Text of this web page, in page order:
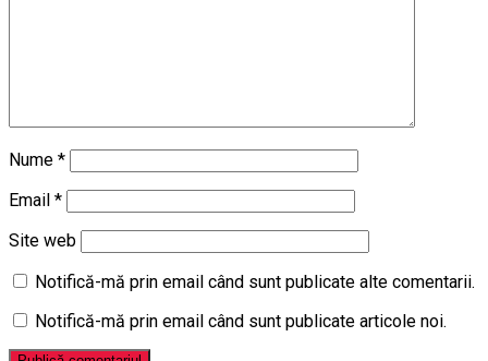
Nume *
Email *
Site web
Notifică-mă prin email când sunt publicate alte comentarii.
Notifică-mă prin email când sunt publicate articole noi.